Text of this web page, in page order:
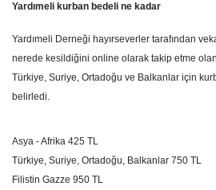
Yardımeli kurban bedeli ne kadar
Yardımeli Derneği hayırseverler tarafından
nerede kesildiğini online olarak takip etme
Türkiye, Suriye, Ortadoğu ve Balkanlar için
belirledi.
Asya - Afrika 425 TL
Türkiye, Suriye, Ortadoğu, Balkanlar 750 TL
Filistin Gazze 950 TL